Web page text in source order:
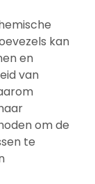
kan
en
van
om de
te